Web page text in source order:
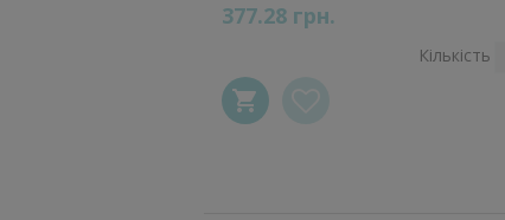
377.28 грн.
Кількість